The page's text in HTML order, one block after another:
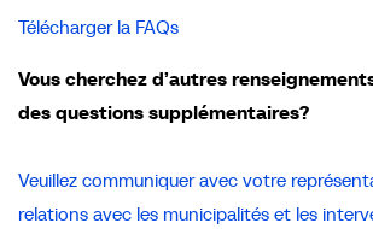
Télécharger la FAQs
Vous cherchez d’autres
des questions supplémentaires?
Veuillez communiquer avec votre
relations avec les municipalités et les